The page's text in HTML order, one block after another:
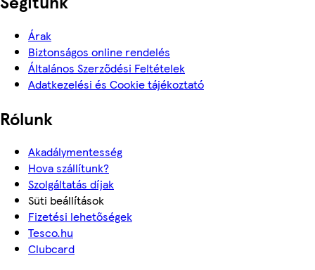
Árak
Biztonságos online rendelés
Általános Szerződési Feltételek
Adatkezelési és Cookie tájékoztató
Rólunk
Akadálymentesség
Hova szállítunk?
Szolgáltatás díjak
Süti beállítások
Fizetési lehetőségek
Tesco.hu
Clubcard